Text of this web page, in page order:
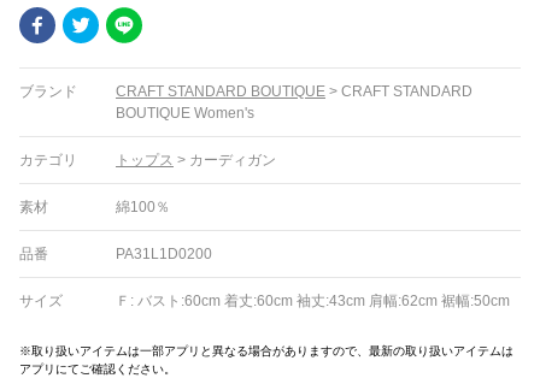
FacebookTwitter
ブランド CRAFT STANDARD BOUTIQUE > CRAFT STANDARD
BOUTIQUE Women's
カテゴリ トップス > カーディガン
素材 綿100％
品番 PA31L1D0200
サイズ Ｆ: バスト:60cm 着丈:60cm 袖丈:43cm 肩幅:62cm 裾幅:50cm
※取り扱いアイテムは一部アプリと異なる場合がありますので、最新の取り扱いアイテムは
アプリにてご確認ください。